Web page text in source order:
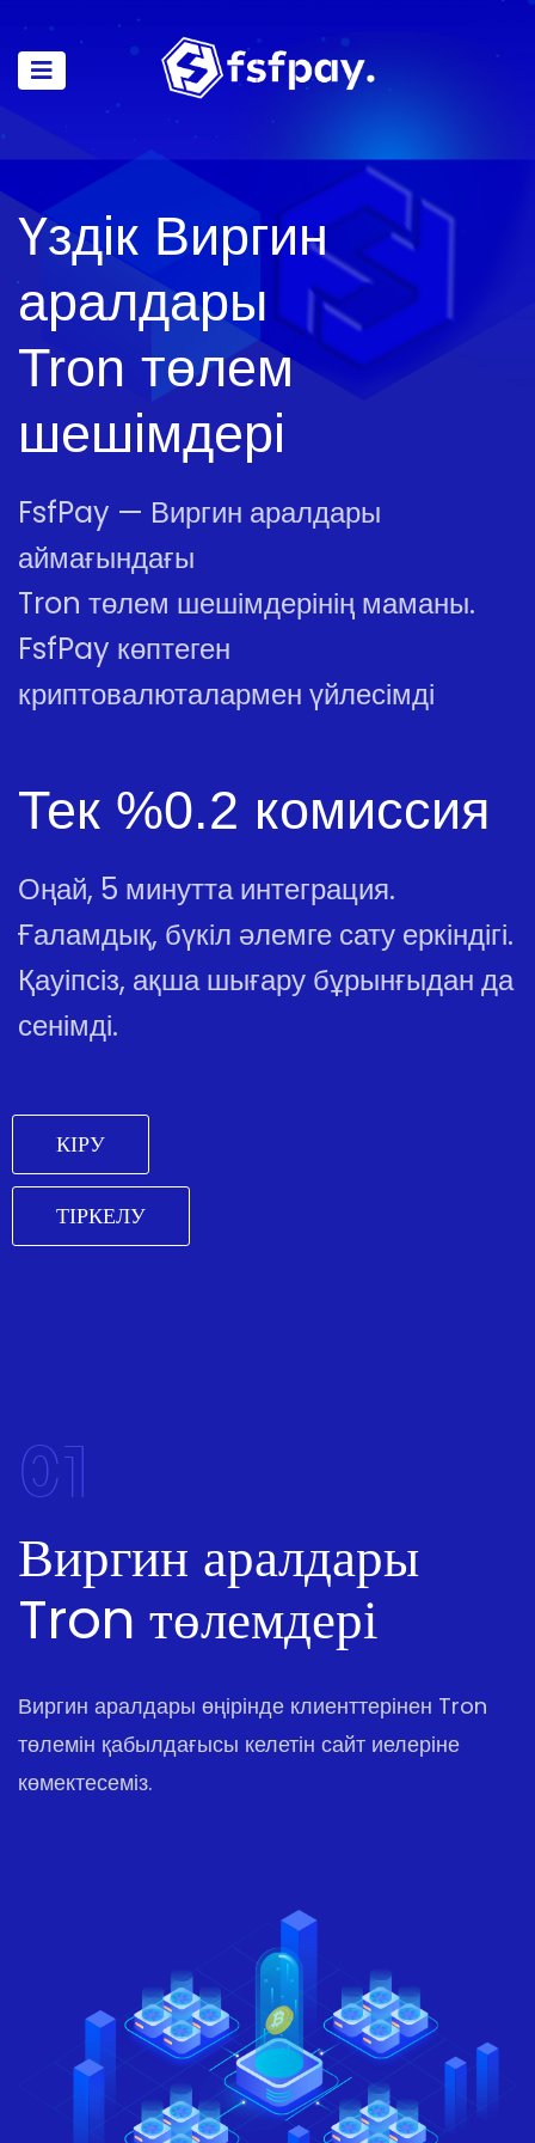
Үздік Виргин
аралдары
Tron төлем
шешімдері
FsfPay — Виргин аралдары
аймағындағы
Tron төлем шешімдерінің маманы.
FsfPay көптеген
криптовалюталармен үйлесімді
Тек %0.2 комиссия
Оңай, 5 минутта интеграция.
Ғаламдық, бүкіл әлемге сату еркіндігі.
Қауіпсіз, ақша шығару бұрынғыдан да
сенімді.
КІРУ
ТІРКЕЛУ
01
Виргин аралдары
Tron төлемдері
Виргин аралдары өңірінде клиенттерінен Tron
төлемін қабылдағысы келетін сайт иелеріне
көмектесеміз.